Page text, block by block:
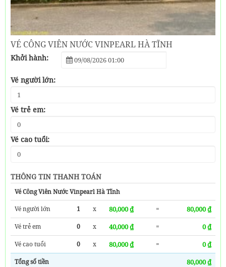
VÉ CÔNG VIÊN NƯỚC VINPEARL HÀ TĨNH
Khởi hành:
Vé người lớn:
Vé trẻ em:
Vé cao tuổi:
THÔNG TIN THANH TOÁN
Vé Công Viên Nước Vinpearl Hà Tĩnh
Vé người lớn
1 x 80,000 ₫ = 80,000 ₫
Vé trẻ em 0 x 40,000 ₫ = 0 ₫
Vé cao tuổi 0 x 80,000 ₫ = 0 ₫
Tổng số tiền 80,000 ₫